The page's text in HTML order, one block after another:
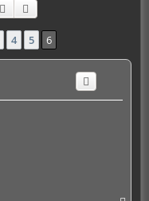
Buscar
4 5 6